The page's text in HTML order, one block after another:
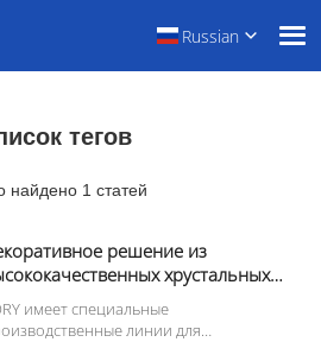
Russian
тегов
найдено 1 статей
решение из
хрустальных
бусин/гальки для
имеет специальные
линии для